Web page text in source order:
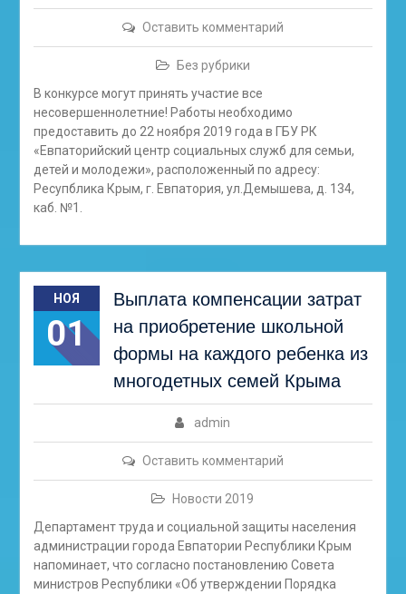
Оставить комментарий
Без рубрики
В конкурсе могут принять участие все
несовершеннолетние! Работы необходимо
предоставить до 22 ноября 2019 года в ГБУ РК
«Евпаторийский центр социальных служб для семьи,
детей и молодежи», расположенный по адресу:
Ресупблика Крым, г. Евпатория, ул.Демышева, д. 134,
каб. №1.
НОЯ
01
Выплата компенсации затрат
на приобретение школьной
формы на каждого ребенка из
многодетных семей Крыма
admin
Оставить комментарий
Новости 2019
Департамент труда и социальной защиты населения
администрации города Евпатории Республики Крым
напоминает, что согласно постановлению Совета
министров Республики «Об утверждении Порядка